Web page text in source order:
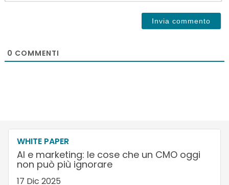
0 COMMENTI
WHITE PAPER
AI e marketing: le cose che un CMO oggi
non può più ignorare
17 Dic 2025